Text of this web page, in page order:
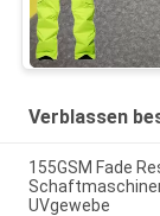
Verblassen
155GSM Fade
UVgewebe